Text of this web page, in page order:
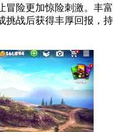
冒险更加惊险刺激。丰富
挑战后获得丰厚回报，持